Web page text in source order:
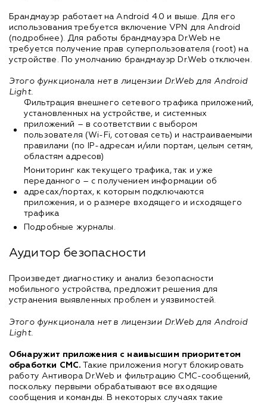
Брандмауэр работает на Android 4.0 и выше. Для его
использования требуется включение VPN для Android
(подробнее). Для работы брандмауэра Dr.Web не
требуется получение прав суперпользователя (root) на
устройстве. По умолчанию брандмауэр Dr.Web отключен.
Этого функционала нет в лицензии Dr.Web для Android
Light.
Фильтрация внешнего сетевого трафика приложений,
установленных на устройстве, и системных
приложений – в соответствии с выбором
пользователя (Wi-Fi, сотовая сеть) и настраиваемыми
правилами (по IP-адресам и/или портам, целым сетям,
областям адресов)
Мониторинг как текущего трафика, так и уже
переданного – с получением информации об
адресах/портах, к которым подключаются
приложения, и о размере входящего и исходящего
трафика
Подробные журналы.
Аудитор безопасности
Произведет диагностику и анализ безопасности
мобильного устройства, предложит решения для
устранения выявленных проблем и уязвимостей.
Этого функционала нет в лицензии Dr.Web для Android
Light.
Обнаружит приложения с наивысшим приоритетом
обработки СМС. Такие приложения могут блокировать
работу Антивора Dr.Web и фильтрацию СМС-сообщений,
поскольку первыми обрабатывают все входящие
сообщения и команды. В некоторых случаях такие